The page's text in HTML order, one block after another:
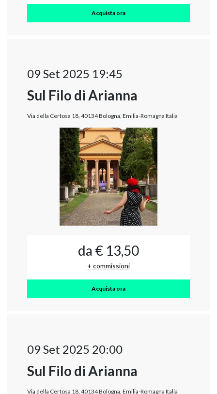
Acquista ora
09 Set 2025 19:45
Sul Filo di Arianna
Via della Certosa 18, 40134 Bologna, Emilia-Romagna Italia
da € 13,50
+ commissioni
Acquista ora
09 Set 2025 20:00
Sul Filo di Arianna
Via della Certosa 18, 40134 Bologna, Emilia-Romagna Italia